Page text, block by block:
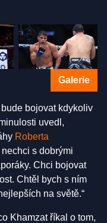
Galerie
bojovat kdykoliv
uvedl,
Roberta
nechci s dobrými
Chci bojovat
Chtěl bych s ním
na světě.“
Khamzat říkal o tom,